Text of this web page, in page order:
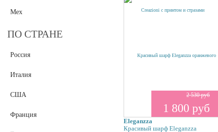
Vita Pelle
Gilda Tonelli
Orsa Oro
Мех
ПО СТРАНЕ
Россия
Италия
США
Франция
2 530 руб
1 800 руб
Eleganzza
Красивый шарф Eleganzza